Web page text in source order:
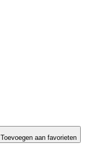
Toevoegen aan favorieten